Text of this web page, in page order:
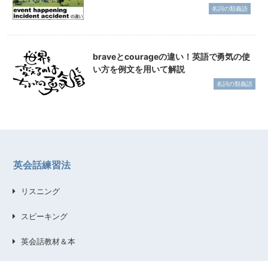
名詞の類義語
braveとcourageの違い！英語で勇気の使
い方を例文を用いて解説
名詞の類義語
英会話練習法
リスニング
スピーキング
英会話教材＆本